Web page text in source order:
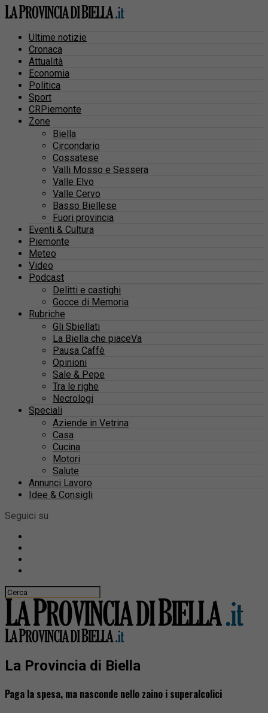
Ultime notizie
Cronaca
Attualità
Economia
Politica
Sport
CRPiemonte
Zone
Biella
Circondario
Cossatese
Valli Mosso e Sessera
Valle Elvo
Valle Cervo
Basso Biellese
Fuori provincia
Eventi & Cultura
Piemonte
Meteo
Video
Podcast
Delitti e castighi
Gocce di Memoria
Rubriche
Gli Sbiellati
La Biella che piaceVa
Pausa Caffè
Opinioni
Sale & Pepe
Tra le righe
Necrologi
Speciali
Aziende in Vetrina
Casa
Cucina
Motori
Salute
Annunci Lavoro
Idee & Consigli
Seguici su
La Provincia di Biella
Paga la spesa, ma nasconde nello zaino i superalcolici